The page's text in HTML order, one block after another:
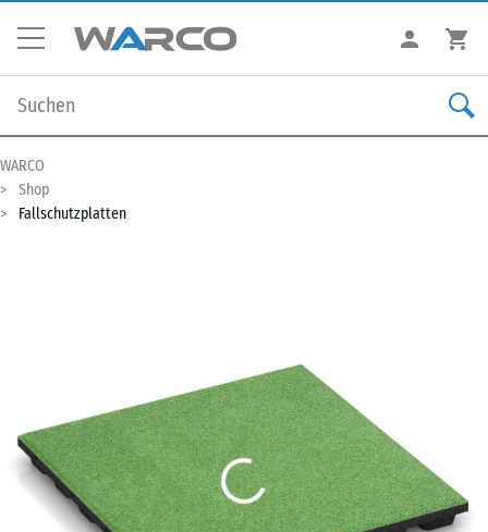
WARCO
Shop
Fallschutzplatten